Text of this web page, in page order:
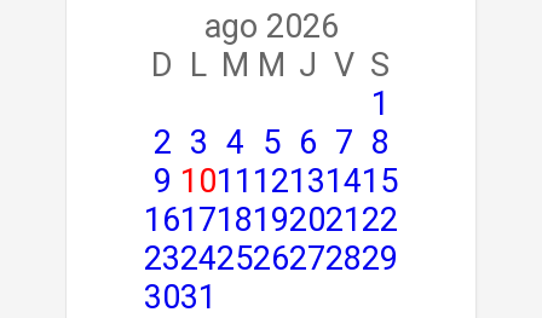
ago 2026
D L M M J V S
1
2 3 4 5 6 7 8
9 1011 12131415
16171819202122
23242526272829
3031